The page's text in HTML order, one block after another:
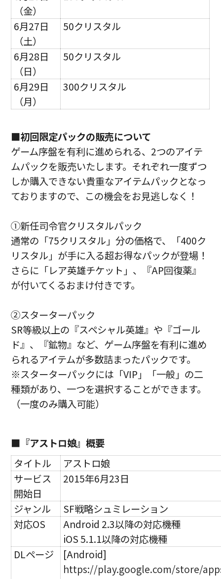
（金）
6月27日
（土）
50クリスタル
6月28日
（日）
50クリスタル
6月29日
（月）
300クリスタル
■初回限定パックの販売について
ゲーム序盤を有利に進められる、2つのアイテ
ムパックを販売いたします。それぞれ一度ずつ
しか購入できない貴重なアイテムパックとなっ
ておりますので、この機会をお見逃しなく！
①新任司令官クリスタルパック
通常の「75クリスタル」分の価格で、「400ク
リスタル」が手に入る超お得なパックが登場！
さらに「レア英雄チケット」、『AP回復薬』
が付いてくるおまけ付きです。
②スターターパック
SR等級以上の『スペシャル英雄』や『ゴール
ド』、『鉱物』など、ゲーム序盤を有利に進め
られるアイテムが多数詰まったパックです。
※スターターパックには「VIP」「一般」の二
種類があり、一つを選択することができます。
（一度のみ購入可能）
■『アストロ娘』概要
タイトル
アストロ娘
サービス
開始日
2015年6月23日
ジャンル
SF戦略シュミレーション
対応OS
Android 2.3以降の対応機種
iOS 5.1.1以降の対応機種
DLページ
[Android]
https://play.google.com/store/